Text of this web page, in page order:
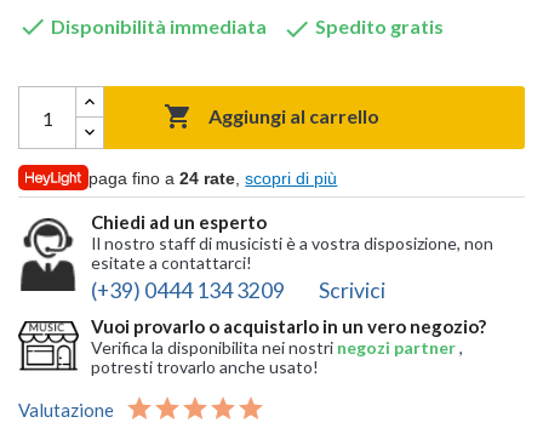
 Disponibilità immediata  Spedito gratis
 Aggiungi al carrello
paga fino a24 rate ,scopri di più
Chiedi ad un esperto
Il nostro staff di musicisti è a vostra disposizione, non
esitate a contattarci!
(+39) 0444 134 3209 Scrivici
Vuoi provarlo o acquistarlo in un vero negozio?
Verifica la disponibilita nei nostri negozi partner,
potresti trovarlo anche usato!
Valutazione